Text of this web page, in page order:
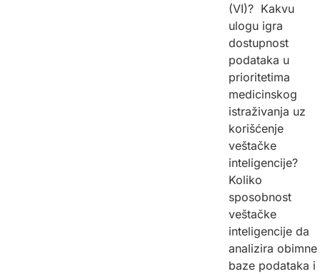
(VI)? Kakvu
ulogu igra
dostupnost
podataka u
prioritetima
medicinskog
istraživanja uz
korišćenje
veštačke
inteligencije?
Koliko
sposobnost
veštačke
inteligencije da
analizira obimne
baze podataka i